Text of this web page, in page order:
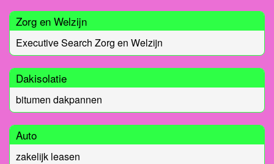
Zorg en Welzijn
Executive Search Zorg en Welzijn
Dakisolatie
bitumen dakpannen
Auto
zakelijk leasen